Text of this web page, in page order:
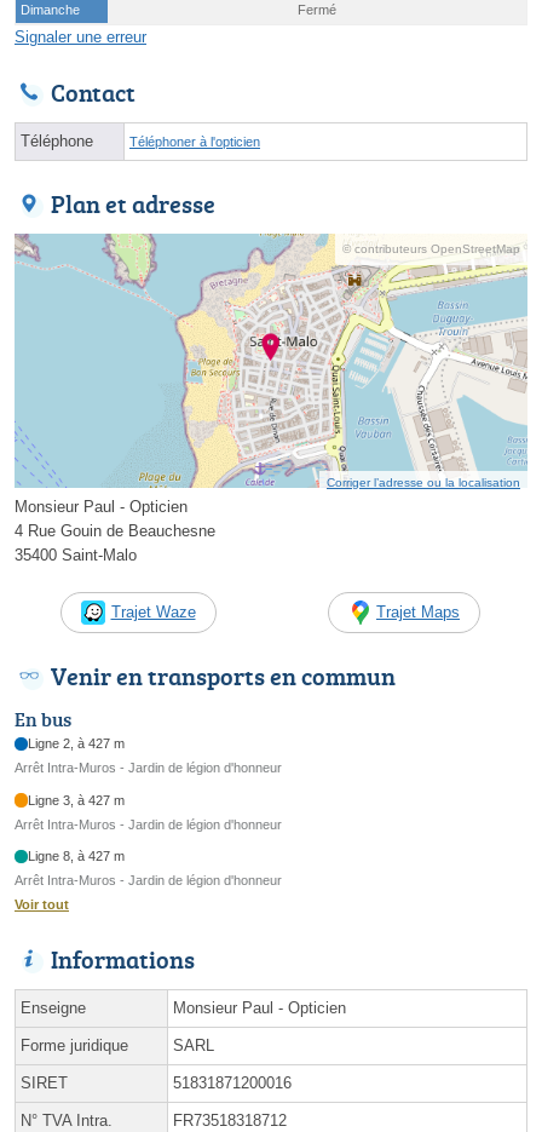
Dimanche
Fermé
Signaler une erreur
Contact
Téléphone Téléphoner à l'opticien
Plan et adresse
© contributeurs OpenStreetMap
Corriger l’adresse ou la localisation
Monsieur Paul - Opticien
4 Rue Gouin de Beauchesne
35400 Saint-Malo
Trajet Waze Trajet Maps
Venir en transports en commun
En bus
Ligne 2, à 427 m
Arrêt Intra-Muros - Jardin de légion d'honneur
Ligne 3, à 427 m
Arrêt Intra-Muros - Jardin de légion d'honneur
Ligne 8, à 427 m
Arrêt Intra-Muros - Jardin de légion d'honneur
Voir tout
Informations
Enseigne Monsieur Paul - Opticien
Forme juridique SARL
SIRET 51831871200016
N° TVA Intra. FR73518318712